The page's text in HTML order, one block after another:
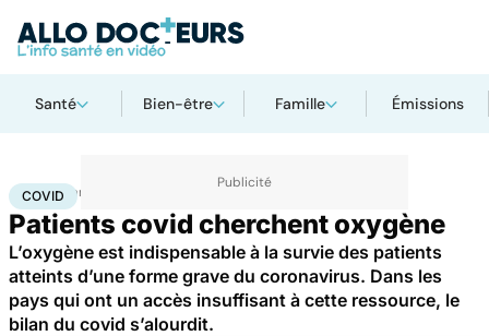
Santé Bien-être Famille Émissions
Accueil Santé
COVID
Patients covid cherchent oxygène
L’oxygène est indispensable à la survie des patients
atteints d’une forme grave du coronavirus. Dans les
pays qui ont un accès insuffisant à cette ressource, le
bilan du covid s’alourdit.